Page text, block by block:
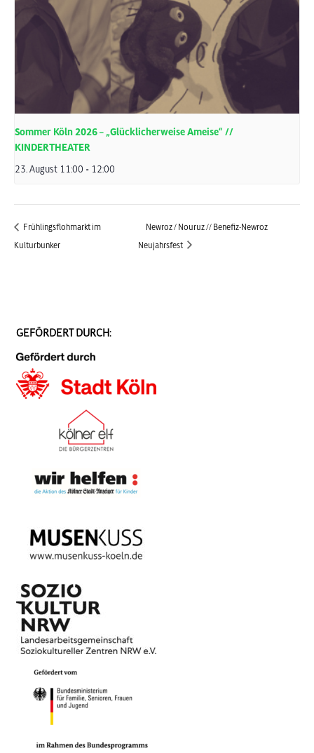
Sommer Köln 2026 – „Glücklicherweise Ameise“ //
KINDERTHEATER
23. August 11:00 - 12:00
Frühlingsflohmarkt im
Kulturbunker
Newroz / Nouruz // Benefiz-Newroz
Neujahrsfest
GEFÖRDERT DURCH: